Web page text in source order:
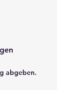
abgeben.